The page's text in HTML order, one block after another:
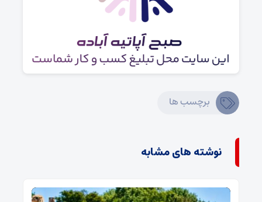
برچسب ها
نوشته های مشابه